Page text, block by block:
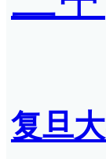
复旦